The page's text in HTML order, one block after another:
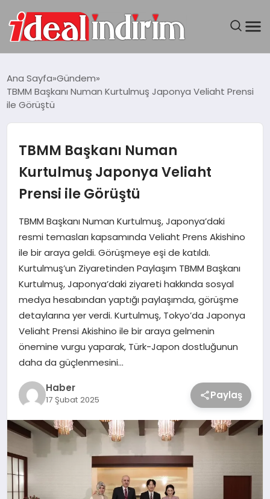
BILGISAYAR
TEKNOLOJI
YAŞAM
Ana Sayfa Gündem
TBMM Başkanı Numan Kurtulmuş Japonya Veliaht Prensi
ile Görüştü
TBMM Başkanı Numan
Kurtulmuş Japonya Veliaht
Prensi ile Görüştü
TBMM Başkanı Numan Kurtulmuş, Japonya’daki
resmi temasları kapsamında Veliaht Prens Akishino
ile bir araya geldi. Görüşmeye eşi de katıldı.
Kurtulmuş’un Ziyaretinden Paylaşım TBMM Başkanı
Kurtulmuş, Japonya’daki ziyareti hakkında sosyal
medya hesabından yaptığı paylaşımda, görüşme
detaylarına yer verdi. Kurtulmuş, Tokyo’da Japonya
Veliaht Prensi Akishino ile bir araya gelmenin
önemine vurgu yaparak, Türk-Japon dostluğunun
daha da güçlenmesini…
Haber
17 Şubat 2025 Paylaş